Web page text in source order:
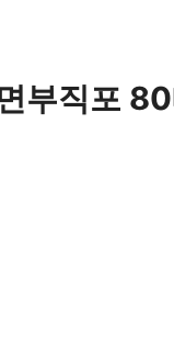
부직포